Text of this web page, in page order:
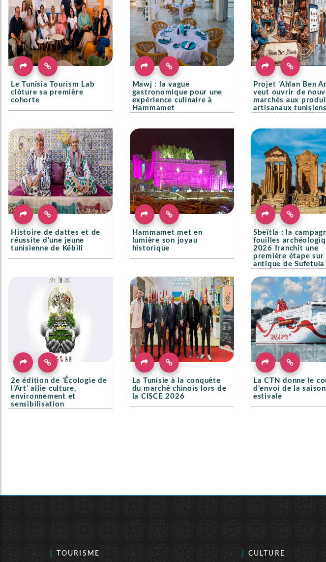
Le Tunisia Tourism Lab
clôture sa première
cohorte
Mawj : la vague
gastronomique pour une
expérience culinaire à
Hammamet
Projet 'Ahlan Ben
veut ouvrir de
marchés aux
artisanaux tunisiens
Histoire de dattes et de
réussite d'une jeune
tunisienne de Kébili
Hammamet met en
lumière son joyau
historique
Sbeïtla : la
fouilles
2026 franchit une
première étape sur
antique de Sufetula
2e édition de 'Écologie de
l’Art' allie culture,
environnement et
sensibilisation
La Tunisie à la conquête
du marché chinois lors de
la CISCE 2026
La CTN donne le
d’envoi de la saison
estivale
TOURISME CULTURE